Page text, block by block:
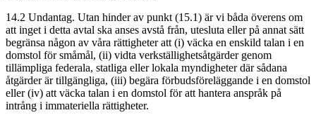
14.2 Undantag. Utan hinder av punkt (15.1) är vi båda överens om
att inget i detta avtal ska anses avstå från, utesluta eller på annat sätt
begränsa någon av våra rättigheter att (i) väcka en enskild talan i en
domstol för småmål, (ii) vidta verkställighetsåtgärder genom
tillämpliga federala, statliga eller lokala myndigheter där sådana
åtgärder är tillgängliga, (iii) begära förbudsföreläggande i en domstol
eller (iv) att väcka talan i en domstol för att hantera anspråk på
intrång i immateriella rättigheter.